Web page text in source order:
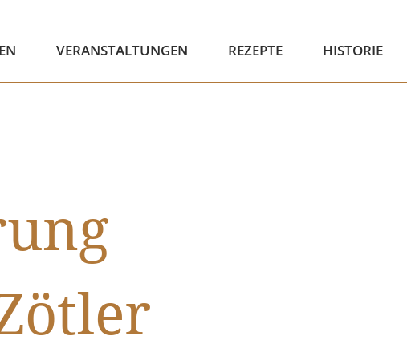
VERANSTALTUNGEN REZEPTE HISTORIE